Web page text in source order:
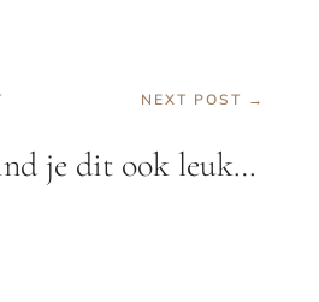
NEXT POST →
je dit ook leuk…